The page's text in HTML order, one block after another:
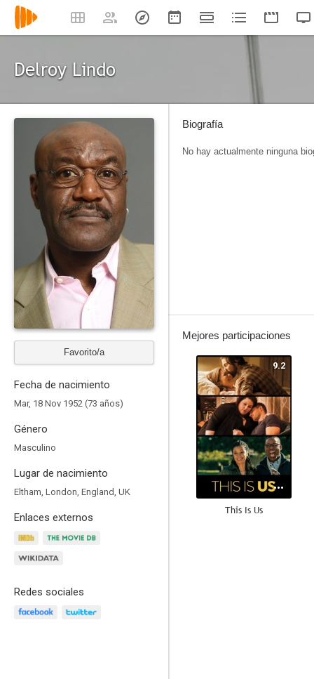
Delroy Lindo
Favorito/a
Fecha de nacimiento
Mar, 18 Nov 1952 (73 años)
Género
Masculino
Lugar de nacimiento
Eltham, London, England, UK
Enlaces externos
Redes sociales
Biografía
No hay actualmente ninguna
Mejores participaciones
9.2
This Is Us